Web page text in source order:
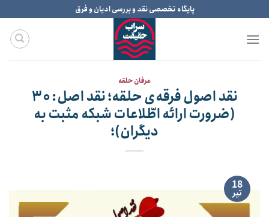
to
content
پایگاه تخصصی نقد و بررسی ادیان و فرق
عرفان حلقه
نقد اصول فرقه‌ی حلقه؛ نقد اصل: ۳۰
(ضرورت ارائه اطّلاعات شبکه مثبت به
دیگران)؛
18
تیر